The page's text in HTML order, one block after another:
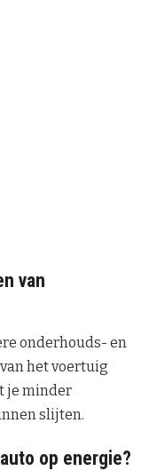
van
onderhouds- en
het voertuig
je minder
slijten.
op energie?